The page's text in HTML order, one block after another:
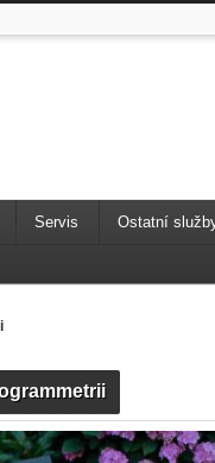
Servis Ostatní